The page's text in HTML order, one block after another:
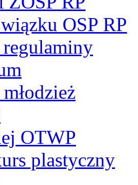
OSP RP
OTWP
plastyczny